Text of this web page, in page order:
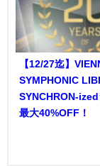
【12/27迄】
SYMPHONIC
SYNCHRON-
最大40%OFF！